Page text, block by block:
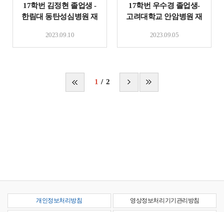
17학번 김정현 졸업생 -
한림대 동탄성심병원 재
2023.09.10
17학번 우수경 졸업생-
고려대학교 안암병원 재
2023.09.05
1 2
개인정보처리방침 영상정보처리기기관리방침